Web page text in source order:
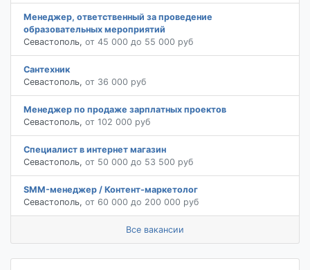
Менеджер, ответственный за проведение
образовательных мероприятий
Севастополь, от 45 000 до 55 000 руб
Сантехник
Севастополь, от 36 000 руб
Менеджер по продаже зарплатных проектов
Севастополь, от 102 000 руб
Специалист в интернет магазин
Севастополь, от 50 000 до 53 500 руб
SMM-менеджер / Контент-маркетолог
Севастополь, от 60 000 до 200 000 руб
Все вакансии